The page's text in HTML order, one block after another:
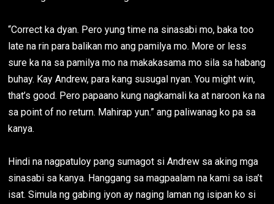
“Correct ka dyan. Pero yung time na sinasabi mo, baka too
late na rin para balikan mo ang pamilya mo. More or less
sure ka na sa pamilya mo na makakasama mo sila sa habang
buhay. Kay Andrew, para kang susugal nyan. You might win,
that’s good. Pero papaano kung nagkamali ka at naroon ka na
sa point of no return. Mahirap yun.” ang paliwanag ko pa sa
kanya.
Hindi na nagpatuloy pang sumagot si Andrew sa aking mga
sinasabi sa kanya. Hanggang sa magpaalam na kami sa isa’t
isat. Simula ng gabing iyon ay naging laman ng isipan ko si